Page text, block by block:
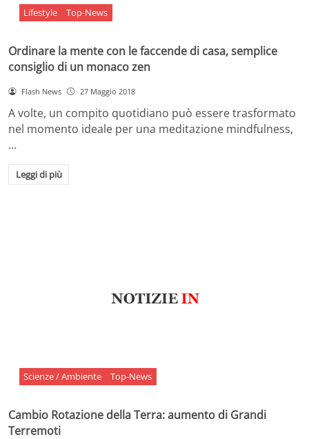
Lifestyle Top-News
Ordinare la mente con le faccende di casa, semplice
consiglio di un monaco zen
Flash News 27 Maggio 2018
A volte, un compito quotidiano può essere trasformato
nel momento ideale per una meditazione mindfulness,
…
Leggi di più
Scienze / Ambiente Top-News
Cambio Rotazione della Terra: aumento di Grandi
Terremoti